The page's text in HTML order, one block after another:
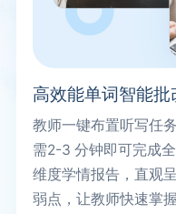
高效能单词智能批
教师一键布置听写任
需2-3 分钟即可完成
维度学情报告，直观
弱点，让教师快速掌